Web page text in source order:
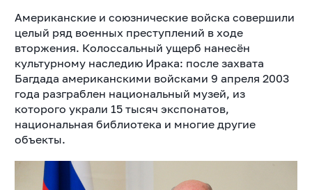
Американские и союзнические войска совершили
целый ряд военных преступлений в ходе
вторжения. Колоссальный ущерб нанесён
культурному наследию Ирака: после захвата
Багдада американскими войсками 9 апреля 2003
года разграблен национальный музей, из
которого украли 15 тысяч экспонатов,
национальная библиотека и многие другие
объекты.